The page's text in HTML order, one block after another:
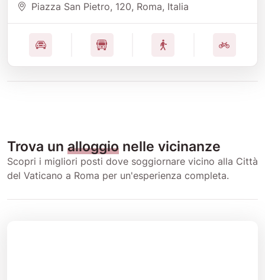
Piazza San Pietro, 120, Roma, Italia
Trova un alloggio nelle vicinanze
Scopri i migliori posti dove soggiornare vicino alla Città
del Vaticano a Roma per un'esperienza completa.